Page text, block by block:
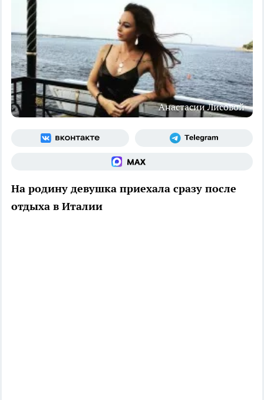
Анастасии Лисовой
На родину девушка приехала сразу после
отдыха в Италии